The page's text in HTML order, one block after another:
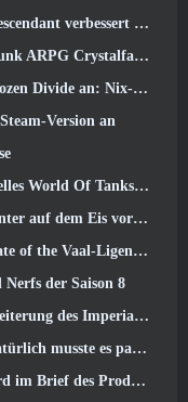
und aktualisiert den Onslaught-Modus
Spielerbedenken“ eingehen
an: Nix-Update
Version an
an: HEAT-Startdatum
vorsichtig, Beißende Kälte
von Return Of The Ancients zu verschieben
der Saison 8
eine „massive“ Content-Roadmap mit
musste es passieren
Produzenten enthüllt